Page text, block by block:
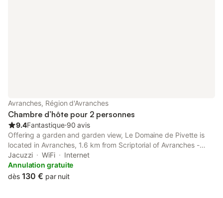
Avranches, Région d'Avranches
Chambre d’hôte pour 2 personnes
9.4Fantastique⋅90 avis
Offering a garden and garden view, Le Domaine de Pivette is
located in Avranches, 1.6 km from Scriptorial of Avranches -
Manuscript Museum of Mont Saint-Michel and 27 km from
Granville Train Station.
Jacuzzi WiFi
Internet
Annulation gratuite
dès 130 € par nuit